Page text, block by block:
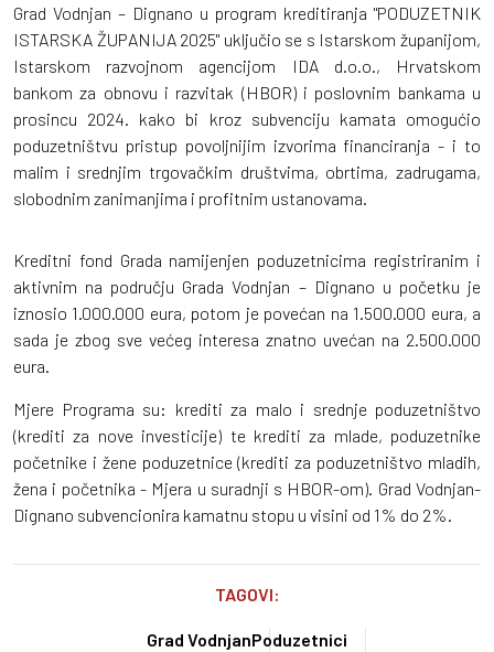
Grad Vodnjan – Dignano u program kreditiranja "PODUZETNIK
ISTARSKA ŽUPANIJA 2025" uključio se s Istarskom županijom,
Istarskom razvojnom agencijom IDA d.o.o., Hrvatskom
bankom za obnovu i razvitak (HBOR) i poslovnim bankama u
prosincu 2024. kako bi kroz subvenciju kamata omogućio
poduzetništvu pristup povoljnijim izvorima financiranja - i to
malim i srednjim trgovačkim društvima, obrtima, zadrugama,
slobodnim zanimanjima i profitnim ustanovama.
Kreditni fond Grada namijenjen poduzetnicima registriranim i
aktivnim na području Grada Vodnjan – Dignano u početku je
iznosio 1.000.000 eura, potom je povećan na 1.500.000 eura, a
sada je zbog sve većeg interesa znatno uvećan na 2.500.000
eura.
Mjere Programa su: krediti za malo i srednje poduzetništvo
(krediti za nove investicije) te krediti za mlade, poduzetnike
početnike i žene poduzetnice (krediti za poduzetništvo mladih,
žena i početnika - Mjera u suradnji s HBOR-om). Grad Vodnjan-
Dignano subvencionira kamatnu stopu u visini od 1% do 2%.
TAGOVI:
Grad VodnjanPoduzetnici